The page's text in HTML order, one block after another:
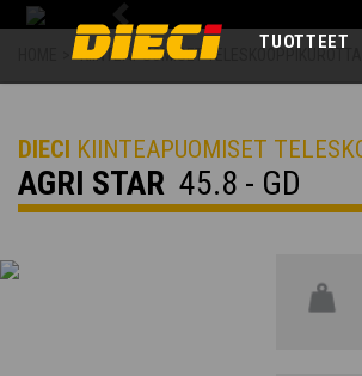
TUOTTEET
Previous
KIINTEAPUOMISET
DIECI KIINTEAPUOMISET
AGRI STAR 45.8 - GD